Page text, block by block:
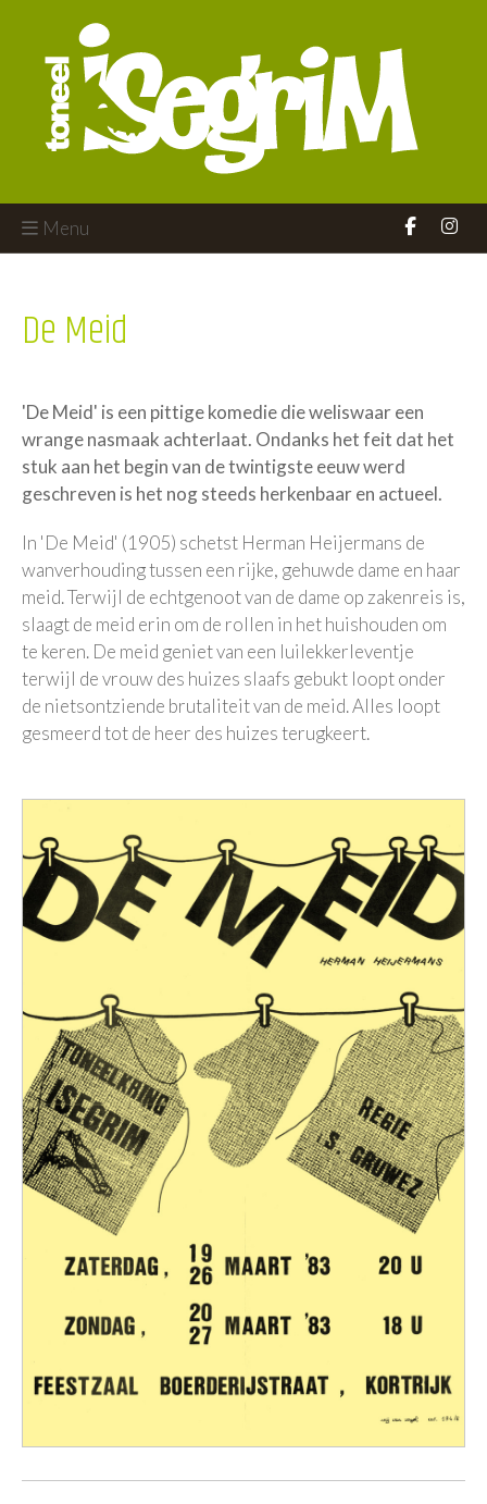
Menu
De Meid
'De Meid' is een pittige komedie die weliswaar een
wrange nasmaak achterlaat. Ondanks het feit dat het
stuk aan het begin van de twintigste eeuw werd
geschreven is het nog steeds herkenbaar en actueel.
In 'De Meid' (1905) schetst Herman Heijermans de
wanverhouding tussen een rijke, gehuwde dame en haar
meid. Terwijl de echtgenoot van de dame op zakenreis is,
slaagt de meid erin om de rollen in het huishouden om
te keren. De meid geniet van een luilekkerleventje
terwijl de vrouw des huizes slaafs gebukt loopt onder
de nietsontziende brutaliteit van de meid. Alles loopt
gesmeerd tot de heer des huizes terugkeert.